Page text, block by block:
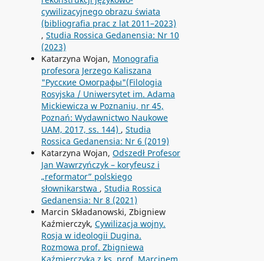
cywilizacyjnego obrazu świata
(bibliografia prac z lat 2011–2023)
, Studia Rossica Gedanensia: Nr 10
(2023)
Katarzyna Wojan, Monografia
profesora Jerzego Kaliszana
"Русские Омографы"(Filologia
Rosyjska / Uniwersytet im. Adama
Mickiewicza w Poznaniu, nr 45,
Poznań: Wydawnictwo Naukowe
UAM, 2017, ss. 144) , Studia
Rossica Gedanensia: Nr 6 (2019)
Katarzyna Wojan, Odszedł Profesor
Jan Wawrzyńczyk – koryfeusz i
„reformator” polskiego
słownikarstwa , Studia Rossica
Gedanensia: Nr 8 (2021)
Marcin Składanowski, Zbigniew
Kaźmierczyk, Cywilizacja wojny.
Rosja w ideologii Dugina.
Rozmowa prof. Zbigniewa